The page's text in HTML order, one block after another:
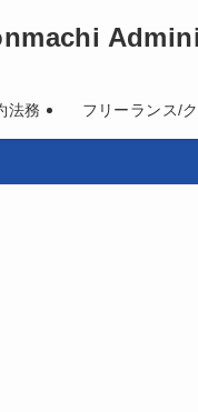
法務 フリーランス/